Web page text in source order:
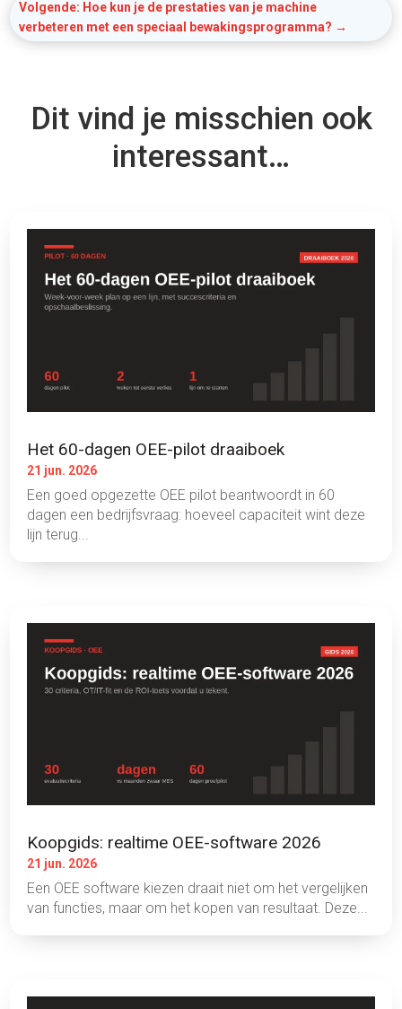
Volgende: Hoe kun je de prestaties van je machine
verbeteren met een speciaal bewakingsprogramma? →
Dit vind je misschien ook
interessant…
Het 60-dagen OEE-pilot draaiboek
21 jun. 2026
Een goed opgezette OEE pilot beantwoordt in 60
dagen een bedrijfsvraag: hoeveel capaciteit wint deze
lijn terug...
Koopgids: realtime OEE-software 2026
21 jun. 2026
Een OEE software kiezen draait niet om het vergelijken
van functies, maar om het kopen van resultaat. Deze...